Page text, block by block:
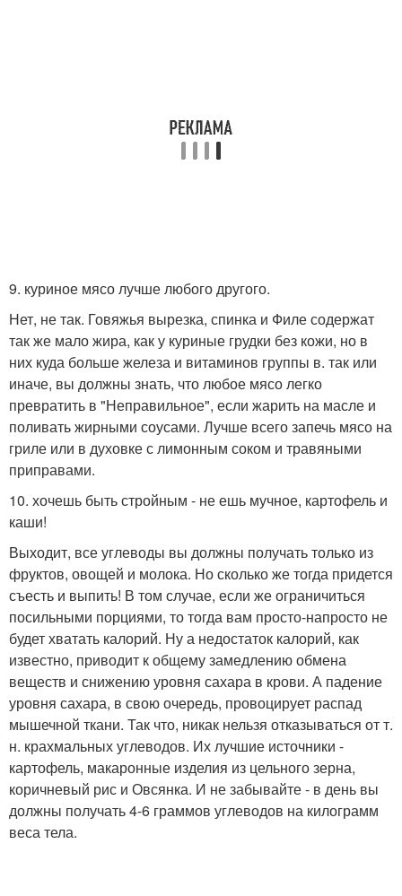
9. куриное мясо лучше любого другого.
Нет, не так. Говяжья вырезка, спинка и Филе содержат
так же мало жира, как у куриные грудки без кожи, но в
них куда больше железа и витаминов группы в. так или
иначе, вы должны знать, что любое мясо легко
превратить в "Неправильное", если жарить на масле и
поливать жирными соусами. Лучше всего запечь мясо на
гриле или в духовке с лимонным соком и травяными
приправами.
10. хочешь быть стройным - не ешь мучное, картофель и
каши!
Выходит, все углеводы вы должны получать только из
фруктов, овощей и молока. Но сколько же тогда придется
съесть и выпить! В том случае, если же ограничиться
посильными порциями, то тогда вам просто-напросто не
будет хватать калорий. Ну а недостаток калорий, как
известно, приводит к общему замедлению обмена
веществ и снижению уровня сахара в крови. А падение
уровня сахара, в свою очередь, провоцирует распад
мышечной ткани. Так что, никак нельзя отказываться от т.
н. крахмальных углеводов. Их лучшие источники -
картофель, макаронные изделия из цельного зерна,
коричневый рис и Овсянка. И не забывайте - в день вы
должны получать 4-6 граммов углеводов на килограмм
веса тела.